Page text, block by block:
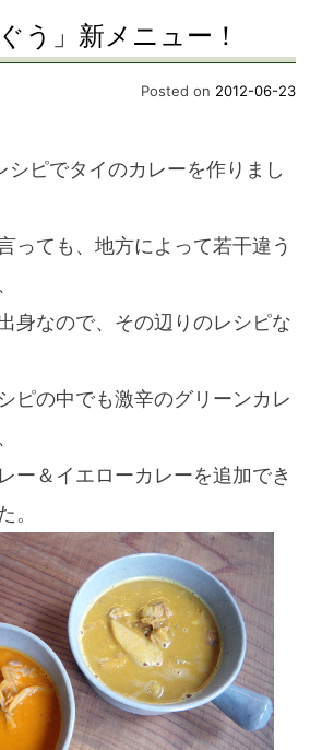
う」新メニュー！
Posted on 2012-06-23
ピでタイのカレーを作りまし
っても、地方によって若干違う
身なので、その辺りのレシピな
ピの中でも激辛のグリーンカレ
ー＆イエローカレーを追加でき
。